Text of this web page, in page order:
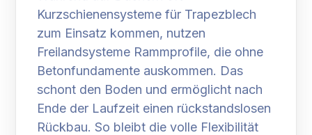
Kurzschienensysteme für Trapezblech
zum Einsatz kommen, nutzen
Freilandsysteme Rammprofile, die ohne
Betonfundamente auskommen. Das
schont den Boden und ermöglicht nach
Ende der Laufzeit einen rückstandslosen
Rückbau. So bleibt die volle Flexibilität